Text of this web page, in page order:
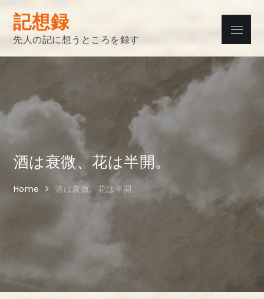
content
記想録
先人の記に想うところを録す
Menu
酒は衰微、花は半開。
Home 酒は衰微、花は半開。